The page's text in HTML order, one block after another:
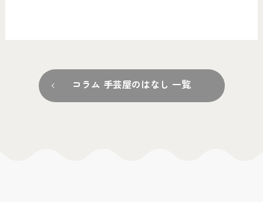
コラム 手芸屋のはなし 一覧